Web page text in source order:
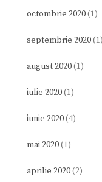
octombrie 2020(1)
septembrie 2020(1)
august 2020(1)
iulie 2020(1)
iunie 2020(4)
mai 2020(1)
aprilie 2020(2)